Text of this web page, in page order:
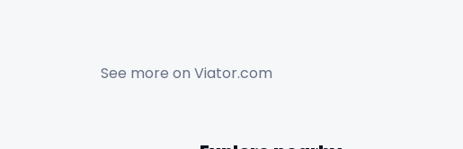
See more on Viator.com